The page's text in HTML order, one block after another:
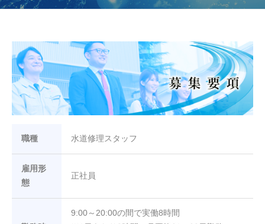
ッ -
s
i
o
n
水道
修理
ス
タ
フ
（東
京都
職種 水道修理スタッフ
雇用形
態
正社員
9:00～20:00の間で実働8時間